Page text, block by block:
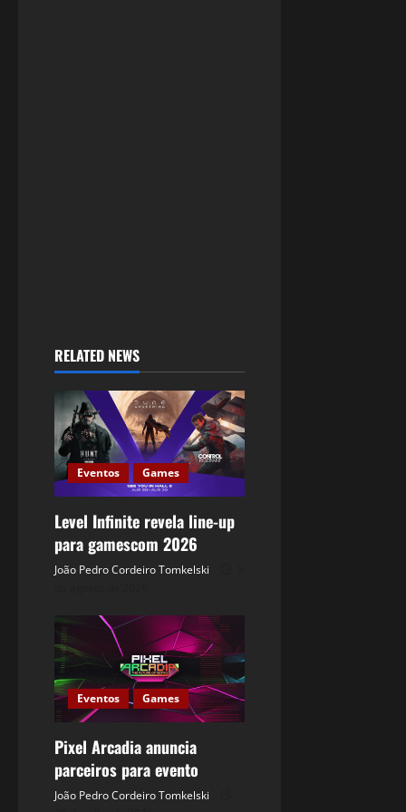
RELATED NEWS
Eventos Games
Level Infinite revela line-up
para gamescom 2026
João Pedro Cordeiro Tomkelski
Eventos Games
Pixel Arcadia anuncia
parceiros para evento
João Pedro Cordeiro Tomkelski